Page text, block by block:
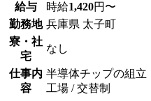
給与 時給1,420円〜
勤務地 兵庫県 太子町
寮・社
宅
なし
仕事内
容
半導体チップの組立
工場 / 交替制